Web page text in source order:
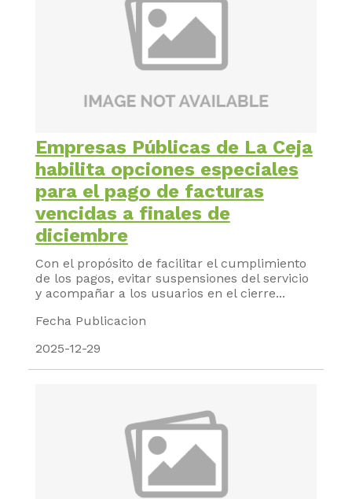
Empresas Públicas de La Ceja
habilita opciones especiales
para el pago de facturas
vencidas a finales de
diciembre
Con el propósito de facilitar el cumplimiento
de los pagos, evitar suspensiones del servicio
y acompañar a los usuarios en el cierre...
Fecha Publicacion
2025-12-29